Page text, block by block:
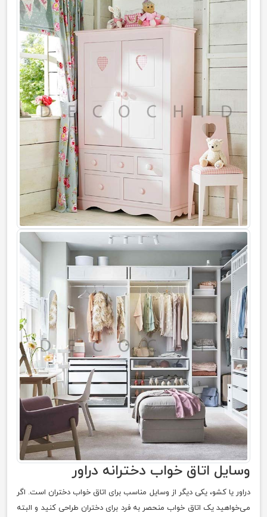
وسایل اتاق خواب دخترانه دراور
دراور یا کشو، یکی دیگر از وسایل مناسب برای اتاق خواب دختران است. اگر
می‌خواهید یک اتاق خواب منحصر به فرد برای دختران طراحی کنید و البته